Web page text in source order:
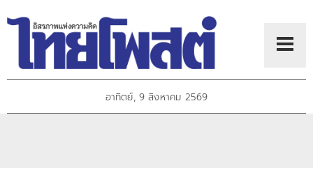
อาทิตย์, 9 สิงหาคม 2569